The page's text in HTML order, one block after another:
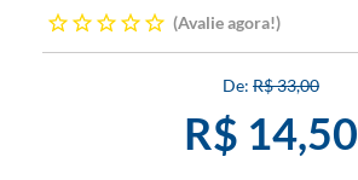
Avalie agora!
R$ 33,00
R$ 14,50